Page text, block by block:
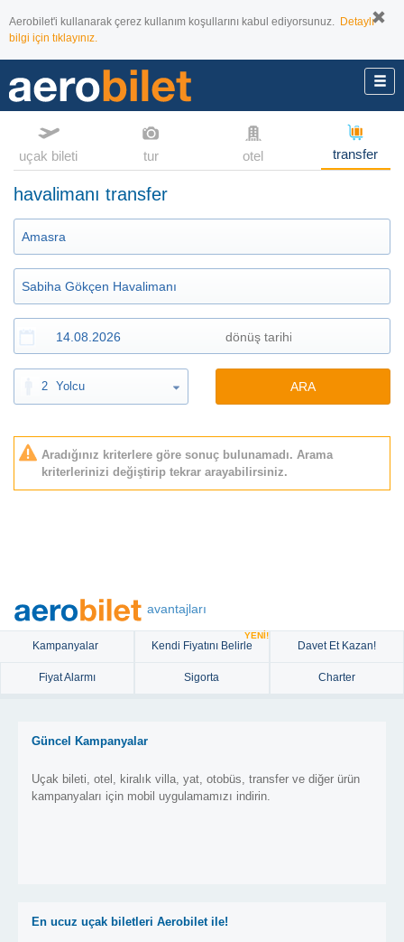
Aerobilet'i kullanarak çerez kullanım koşullarını kabul ediyorsunuz. Detaylı
bilgi için tıklayınız.
uçak bileti tur otel transfer
havalimanı transfer
2 Yolcu ARA
Aradığınız kriterlere göre sonuç bulunamadı. Arama
kriterlerinizi değiştirip tekrar arayabilirsiniz.
avantajları
Kampanyalar Kendi Fiyatını Belirle
YENİ!
Davet Et Kazan!
Fiyat Alarmı Sigorta Charter
Güncel Kampanyalar
Uçak bileti, otel, kiralık villa, yat, otobüs, transfer ve diğer ürün
kampanyaları için mobil uygulamamızı indirin.
En ucuz uçak biletleri Aerobilet ile!